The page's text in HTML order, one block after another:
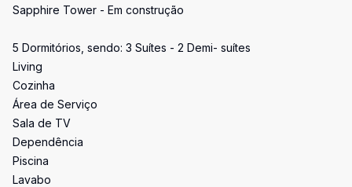
Sapphire Tower - Em construção
5 Dormitórios, sendo: 3 Suítes - 2 Demi- suítes
Living
Cozinha
Área de Serviço
Sala de TV
Dependência
Piscina
Lavabo